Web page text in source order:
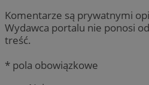
Komentarze są prywatnymi
Wydawca portalu nie ponosi
treść.
* pola obowiązkowe